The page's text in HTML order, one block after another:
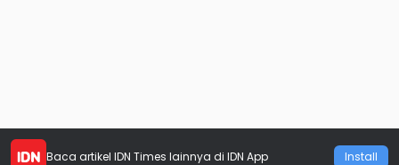
Baca artikel IDN Times lainnya di IDN App Install